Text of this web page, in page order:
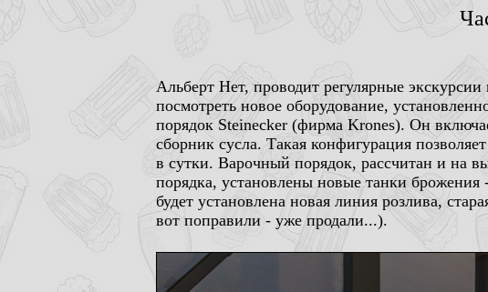
Альберт Нет, проводит регулярные
посмотреть новое оборудование,
порядок Steinecker (фирма Krones). Он
сборник сусла. Такая конфигурация
в сутки. Варочный порядок, рассчитан и на
порядка, установлены новые танки
будет установлена новая линия розлива,
вот поправили - уже продали...).